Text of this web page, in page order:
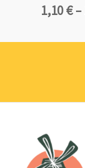
1,10€–
Plage
prix :